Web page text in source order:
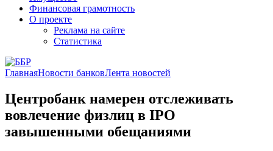
Финансовая грамотность
О проекте
Реклама на сайте
Статистика
ГлавнаяНовости банковЛента новостей
Центробанк намерен отслеживать
вовлечение физлиц в IPO
завышенными обещаниями